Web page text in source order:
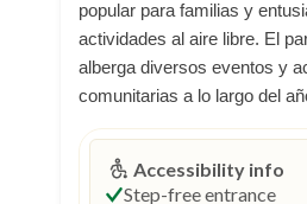
popular para familias y
actividades al aire libre. El
alberga diversos eventos y
comunitarias a lo largo del